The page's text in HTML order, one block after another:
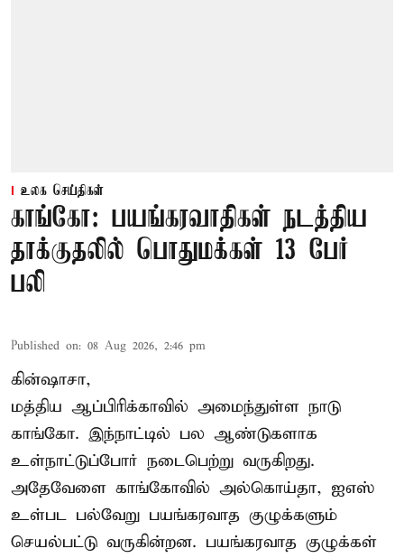
உலக செய்திகள்
காங்கோ: பயங்கரவாதிகள் நடத்திய
தாக்குதலில் பொதுமக்கள் 13 பேர்
பலி
Published on: 08 Aug 2026, 2:46 pm
கின்ஷாசா,
மத்திய ஆப்பிரிக்காவில் அமைந்துள்ள நாடு
காங்கோ. இந்நாட்டில் பல ஆண்டுகளாக
உள்நாட்டுப்போர் நடைபெற்று வருகிறது.
அதேவேளை காங்கோவில் அல்கொய்தா, ஐஎஸ்
உள்பட பல்வேறு பயங்கரவாத குழுக்களும்
செயல்பட்டு வருகின்றன. பயங்கரவாத குழுக்கள்